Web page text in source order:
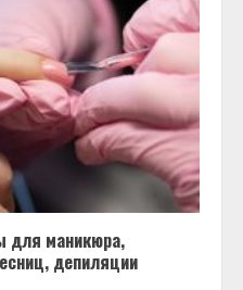
для маникюра,
депиляции